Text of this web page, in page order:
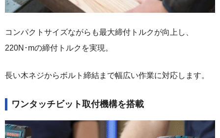
コンパクトサイズながらも最大締付トルクが向上し、
220N･mの締付トルクを実現。
長い木ネジからボルト締結まで幅広い作業に対応します。
ワンタッチビット取付機構を搭載